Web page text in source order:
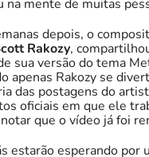
na mente de muitas
depois, o
Rakozy,
sua versão do tema
apenas Rakozy se
das postagens do
oficiais em que ele
que o vídeo já foi
estarão esperando por